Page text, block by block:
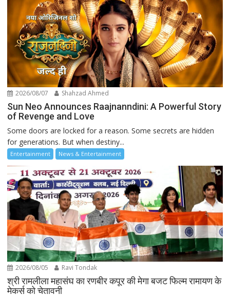
2026/08/07 Shahzad Ahmed
Sun Neo Announces Raajnanndini: A Powerful Story
of Revenge and Love
Some doors are locked for a reason. Some secrets are hidden
for generations. But when destiny...
Entertainment News & Entertainment
2026/08/05 Ravi Tondak
श्री रामलीला महासंघ का रणबीर कपूर की मेगा बजट फिल्म रामायण के
मेकर्स को चेतावनी